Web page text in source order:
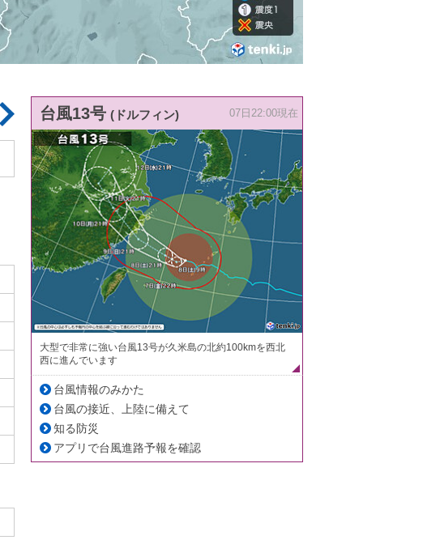
台風13号 (ドルフィン) 07日22:00現在
大型で非常に強い台風13号が久米島の北約100kmを西北
西に進んでいます
台風情報のみかた
台風の接近、上陸に備えて
知る防災
アプリで台風進路予報を確認